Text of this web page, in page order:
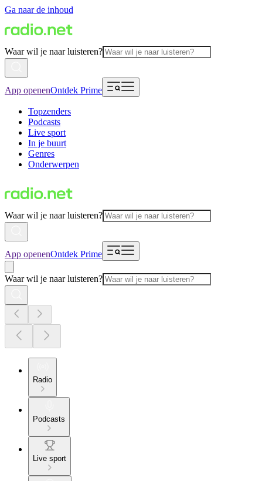
Ga naar de inhoud
Waar wil je naar luisteren?
App openenOntdek Prime
Topzenders
Podcasts
Live sport
In je buurt
Genres
Onderwerpen
Waar wil je naar luisteren?
App openenOntdek Prime
Waar wil je naar luisteren?
Radio
Podcasts
Live sport